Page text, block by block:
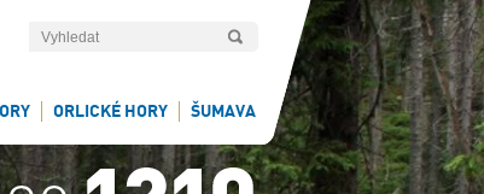
ORLICKÉ HORY ŠUMAVA